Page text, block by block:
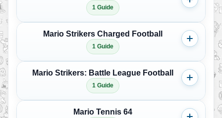
1 Guide
Mario Strikers Charged Football
1 Guide
Mario Strikers: Battle League Football
1 Guide
Mario Tennis 64